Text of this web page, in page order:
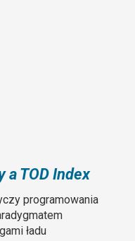
a TOD Index
programowania
ładu